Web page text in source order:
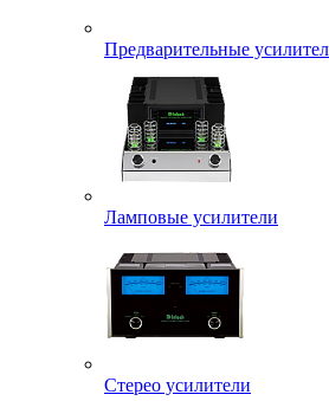
Предварительные
Ламповые усилители
Стерео усилители